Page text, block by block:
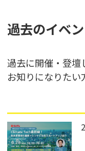
過去のイベ
過去に開催・登壇
お知りになりたい